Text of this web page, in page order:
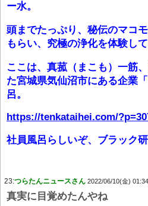
ー水。
頭までたっぷり、秘伝のマコ
もらい、究極の浄化を体験して
ここは、真菰（まこも）一筋
た宮城県気仙沼市にある企業
呂。
https://tenkataihei.com/
社員風呂らしいぞ、ブラック
23:つらたんニュースさん 2022/06/10(金) 01:34
真実に目覚めたんやね